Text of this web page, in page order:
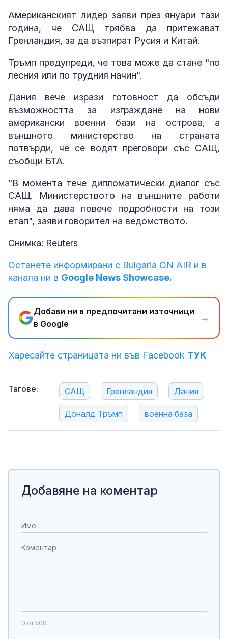
Американският лидер заяви през януари тази
година, че САЩ трябва да притежават
Гренландия, за да възпират Русия и Китай.
Тръмп предупреди, че това може да стане "по
лесния или по трудния начин".
Дания вече изрази готовност да обсъди
възможността за изграждане на нови
американски военни бази на острова, а
външното министерство на страната
потвърди, че се водят преговори със САЩ,
съобщи БТА.
"В момента тече дипломатически диалог със
САЩ. Министерството на външните работи
няма да дава повече подробности на този
етап", заяви говорител на ведомството.
Снимка: Reuters
Останете информирани с Bulgaria ON AIR и в
канала ни в Google News Showcase.
Добави ни в предпочитани източници
в Google
→
Харесайте страницата ни във Facebook ТУК
Тагове: САЩ Гренландия Дания
Доналд Тръмп военна база
Добавяне на коментар
0 от 500